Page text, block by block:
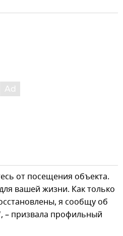
от посещения объекта.
вашей жизни. Как только
я сообщу об
– призвала профильный